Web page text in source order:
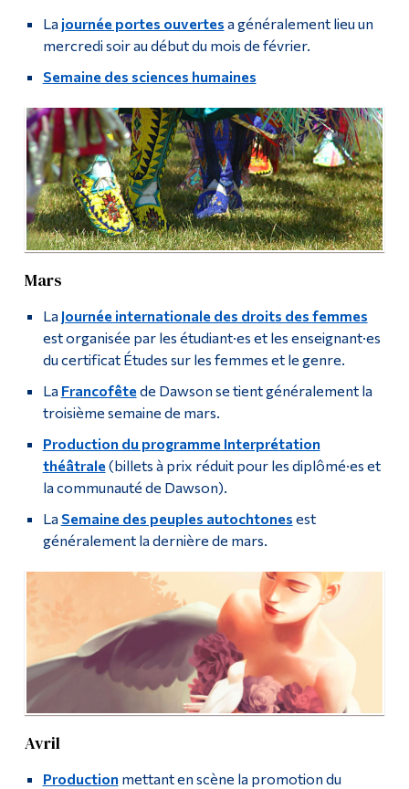
La journée portes ouvertes a généralement lieu un
mercredi soir au début du mois de février.
Semaine des sciences humaines
Mars
La Journée internationale des droits des femmes
est organisée par les étudiant·es et les enseignant·es
du certificat Études sur les femmes et le genre.
La Francofêtede Dawson se tient généralement la
troisième semaine de mars.
Production du programme Interprétation
théâtrale(billets à prix réduit pour les diplômé·es et
la communauté de Dawson).
La Semaine des peuples autochtones est
généralement la dernière de mars.
Avril
Production mettant en scène la promotion du